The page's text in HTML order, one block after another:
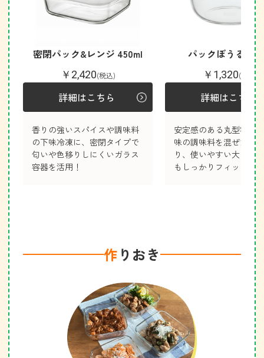
密閉パック&レンジ 450ml
￥2,420(税込)
詳細はこちら
香りの強いスパイスや調味料
の下味冷凍に、密閉タイプで
匂いや色移りしにくいガラス
容器を活用！
パックぼうる
￥1,320(税込)
詳細はこちら
安定感のある丸型容器
味の調味料を混ぜたり
り、使いやすい大きさ
もしっかりフィット！
作 りおき